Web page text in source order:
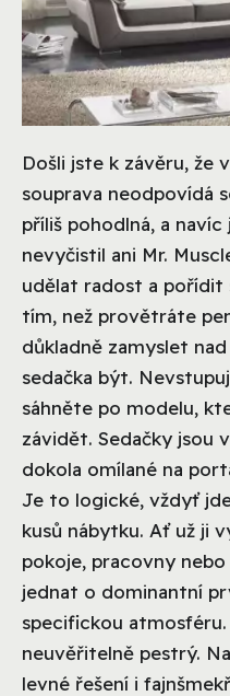
Došli jste k závěru, že
souprava neodpovídá
příliš pohodlná, a navíc
nevyčistil ani Mr.
udělat radost a pořídit
tím, než provětráte
důkladně zamyslet
sedačka být.
sáhněte po modelu,
závidět. Sedačky jsou
dokola omílané na
Je to logické, vždyť
kusů nábytku. Ať už ji
pokoje, pracovny
jednat o dominantní
specifickou
neuvěřitelně pestrý.
levné řešení i